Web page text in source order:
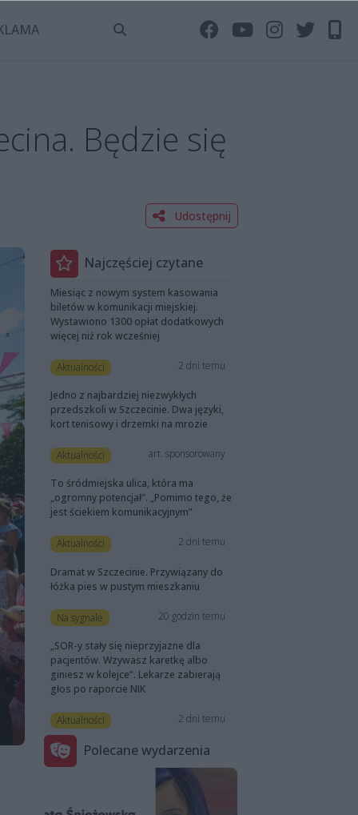
Będzie się
Udostępnij
Najczęściej czytane
Miesiąc z nowym system kasowania
biletów w komunikacji miejskiej.
Wystawiono 1300 opłat dodatkowych
więcej niż rok wcześniej
Aktualności 2 dni temu
Jedno z najbardziej niezwykłych
przedszkoli w Szczecinie. Dwa języki,
kort tenisowy i drzemki na mrozie
Aktualności art. sponsorowany
To śródmiejska ulica, która ma
„ogromny potencjał”. „Pomimo tego, że
jest ściekiem komunikacyjnym”
Aktualności 2 dni temu
Dramat w Szczecinie. Przywiązany do
łóżka pies w pustym mieszkaniu
Na sygnale 20 godzin temu
„SOR-y stały się nieprzyjazne dla
pacjentów. Wzywasz karetkę albo
giniesz w kolejce”. Lekarze zabierają
głos po raporcie NIK
Aktualności 2 dni temu
Polecane wydarzenia